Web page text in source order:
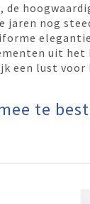
jaren nog
uit
een lust voor
te